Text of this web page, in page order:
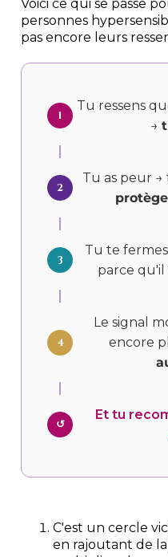
Voici ce qui se passe
personnes
pas encore leurs
1
Tu ressens
→
2
Tu as peur
3
Tu te
parce qu'il
4
Le signal
encore
↺
Et tu
C'est un cercle
en rajoutant de